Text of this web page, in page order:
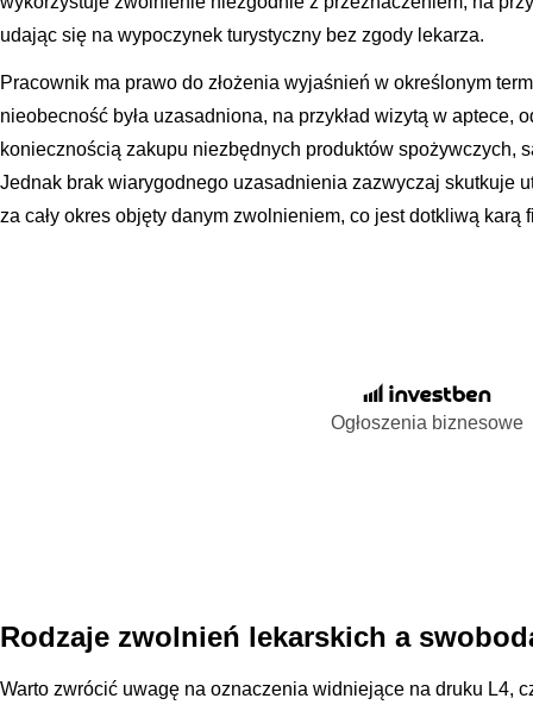
udając się na wypoczynek turystyczny bez zgody lekarza.
Pracownik ma prawo do złożenia wyjaśnień w określonym
nieobecność była uzasadniona, na przykład wizytą w aptece,
koniecznością zakupu niezbędnych produktów spożywczych,
Jednak brak wiarygodnego uzasadnienia zazwyczaj skutkuje
za cały okres objęty danym zwolnieniem, co jest dotkliwą karą
Ogłoszenia biznesowe
Rodzaje zwolnień lekarskich a
Warto zwrócić uwagę na oznaczenia widniejące na druku L4,